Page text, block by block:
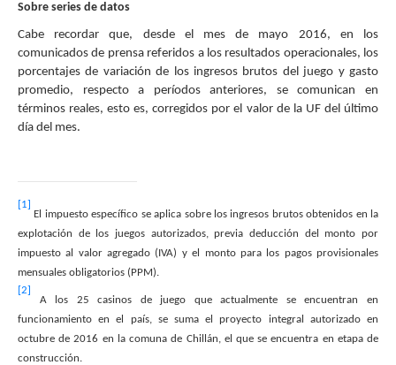
Sobre series de datos
Cabe recordar que, desde el mes de mayo 2016, en los
comunicados de prensa referidos a los resultados operacionales, los
porcentajes de variación de los ingresos brutos del juego y gasto
promedio, respecto a períodos anteriores, se comunican en
términos reales, esto es, corregidos por el valor de la UF del último
día del mes.
[1]
El impuesto específico se aplica sobre los ingresos brutos obtenidos en la
explotación de los juegos autorizados, previa deducción del monto por
impuesto al valor agregado (IVA) y el monto para los pagos provisionales
mensuales obligatorios (PPM).
[2]
A los 25 casinos de juego que actualmente se encuentran en
funcionamiento en el país, se suma el proyecto integral autorizado en
octubre de 2016 en la comuna de Chillán, el que se encuentra en etapa de
construcción.